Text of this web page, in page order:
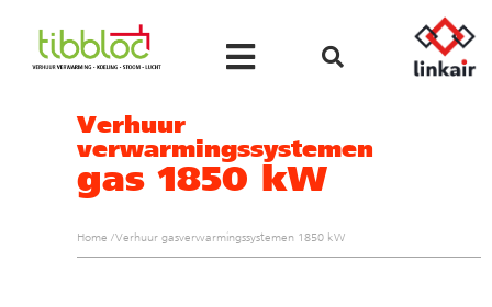
Verhuur
verwarmingssystemen
gas 1850 kW
Home /Verhuur gasverwarmingssystemen 1850 kW